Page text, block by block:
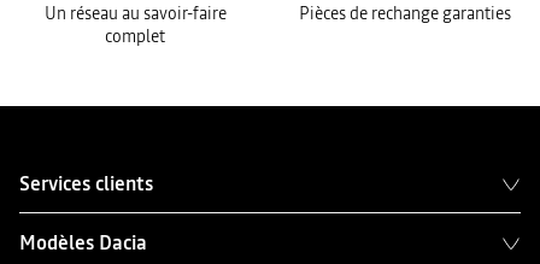
Un réseau au savoir-faire
complet
Pièces de rechange garanties
Services clients
Modèles Dacia